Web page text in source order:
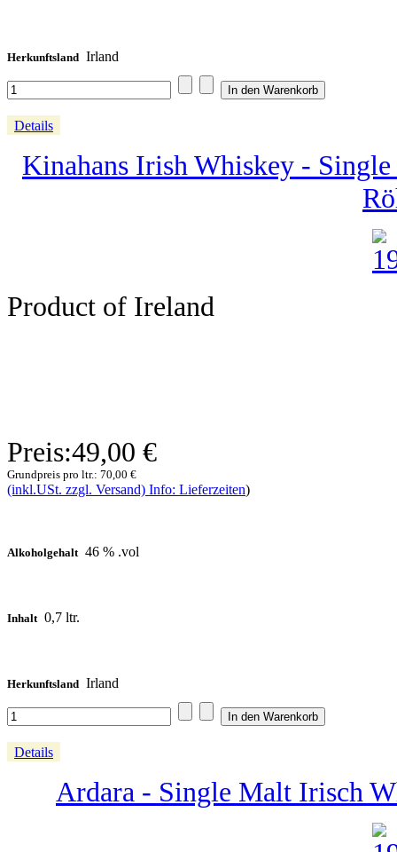
Herkunftsland Irland
Details
Kinahans Irish Whiskey -
Product of Ireland
Preis:49,00 €
Grundpreis pro ltr.: 70,00 €
(inkl.USt. zzgl. Versand) Info: Lieferzeiten)
Alkoholgehalt 46 % .vol
Inhalt 0,7 ltr.
Herkunftsland Irland
Details
Ardara - Single Malt Irisch